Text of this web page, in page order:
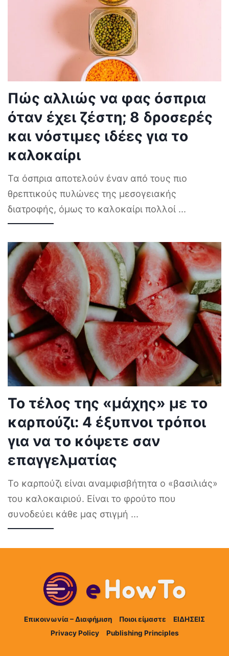
Πώς αλλιώς να φας όσπρια
όταν έχει ζέστη; 8 δροσερές
και νόστιμες ιδέες για το
καλοκαίρι
Τα όσπρια αποτελούν έναν από τους πιο
θρεπτικούς πυλώνες της μεσογειακής
διατροφής, όμως το καλοκαίρι πολλοί ...
Το τέλος της «μάχης» με το
καρπούζι: 4 έξυπνοι τρόποι
για να το κόψετε σαν
επαγγελματίας
Το καρπούζι είναι αναμφισβήτητα ο «βασιλιάς»
του καλοκαιριού. Είναι το φρούτο που
συνοδεύει κάθε μας στιγμή ...
Επικοινωνία – Διαφήμιση Ποιοι είμαστε
ΕΙΔΗΣΕΙΣ
Privacy Policy
Publishing Principles